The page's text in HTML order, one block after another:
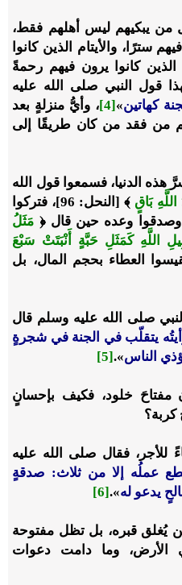
من يبكيهم ليس أهلهم فقط،
سترًا، والأيتام الذين كانوا
الذين كانوا يرون فيهم رحمةً
قول النبي صلى الله عليه
كهاتين»
[4]
، وأيُّ منزلةٍ بعد
من فقد من كان طريقًا إلى
هذه الدنيا، فسمعوا قول الله
بَاقٍ
﴾ [النحل: 96]، فتركوا
وصدقوا وعده حين قال ﴿ مَثَلُ
اللَّهِ كَمَثَلِ حَبَّةٍ أَنْبَتَتْ سَبْعَ
فلم يقيسوا العطاء بحجم المال، بل
صلى الله عليه وسلم قال
يتقلّب في الجنة في شجرةٍ
الناس».
[5]
خلود، فكيف بإحسانٍ
كربة؟
للأجر، فقال صلى الله عليه
عملُه إلا من ثلاث: صدقةٍ
يدعو له».
[6]
يُغلق قبره، بل تظل مفتوحة
وما دامت دعوات